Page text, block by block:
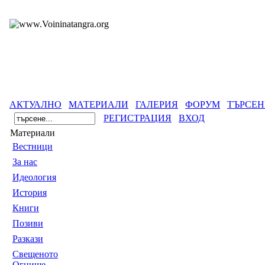
АКТУАЛНО МАТЕРИАЛИ ГАЛЕРИЯ ФОРУМ
РЕГИСТРАЦИЯ
ВХОД
Материали
Вестници
За нас
Идеология
История
Книги
Позиви
Разкази
Свещеното